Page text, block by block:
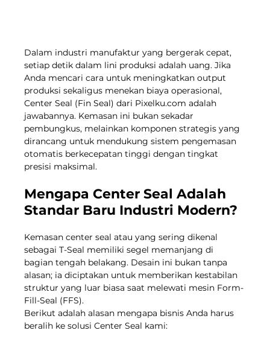
Dalam industri manufaktur yang bergerak cepat,
setiap detik dalam lini produksi adalah uang. Jika
Anda mencari cara untuk meningkatkan output
produksi sekaligus menekan biaya operasional,
Center Seal (Fin Seal) dari Pixelku.com adalah
jawabannya. Kemasan ini bukan sekadar
pembungkus, melainkan komponen strategis yang
dirancang untuk mendukung sistem pengemasan
otomatis berkecepatan tinggi dengan tingkat
presisi maksimal.
Mengapa Center Seal Adalah
Standar Baru Industri Modern?
Kemasan center seal atau yang sering dikenal
sebagai T-Seal memiliki segel memanjang di
bagian tengah belakang. Desain ini bukan tanpa
alasan; ia diciptakan untuk memberikan kestabilan
struktur yang luar biasa saat melewati mesin Form-
Fill-Seal (FFS).
Berikut adalah alasan mengapa bisnis Anda harus
beralih ke solusi Center Seal kami: